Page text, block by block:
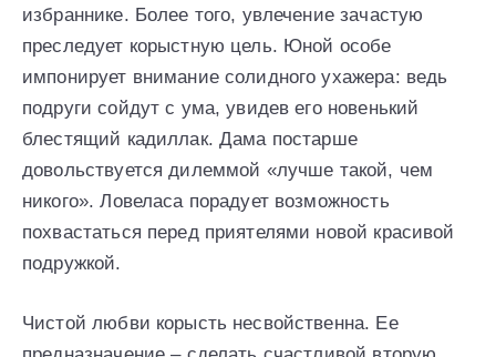
избраннике. Более того, увлечение зачастую
преследует корыстную цель. Юной особе
импонирует внимание солидного ухажера: ведь
подруги сойдут с ума, увидев его новенький
блестящий кадиллак. Дама постарше
довольствуется дилеммой «лучше такой, чем
никого». Ловеласа порадует возможность
похвастаться перед приятелями новой красивой
подружкой.
Чистой любви корысть несвойственна. Ее